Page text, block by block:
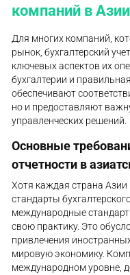
компаний в Азии
Для многих компаний,
рынок, бухгалтерский
ключевых аспектов их
бухгалтерии и
обеспечивают
но и предоставляют
управленческих решений.
Основные
отчетности в
Хотя каждая страна
стандарты
международные
свою практику. Это
привлечения
мировую экономику.
международном уровне,